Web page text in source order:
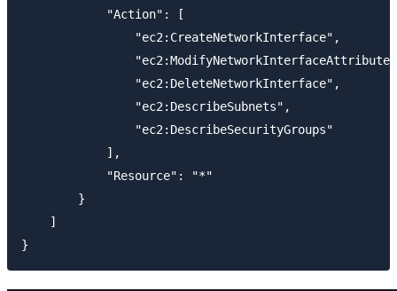
            "Action": [
                "ec2:CreateNetworkInterface",
                "ec2:DeleteNetworkInterface",
                "ec2:DescribeSubnets",
                "ec2:DescribeSecurityGroups"
            ],
            "Resource": "*"
        }
    ]